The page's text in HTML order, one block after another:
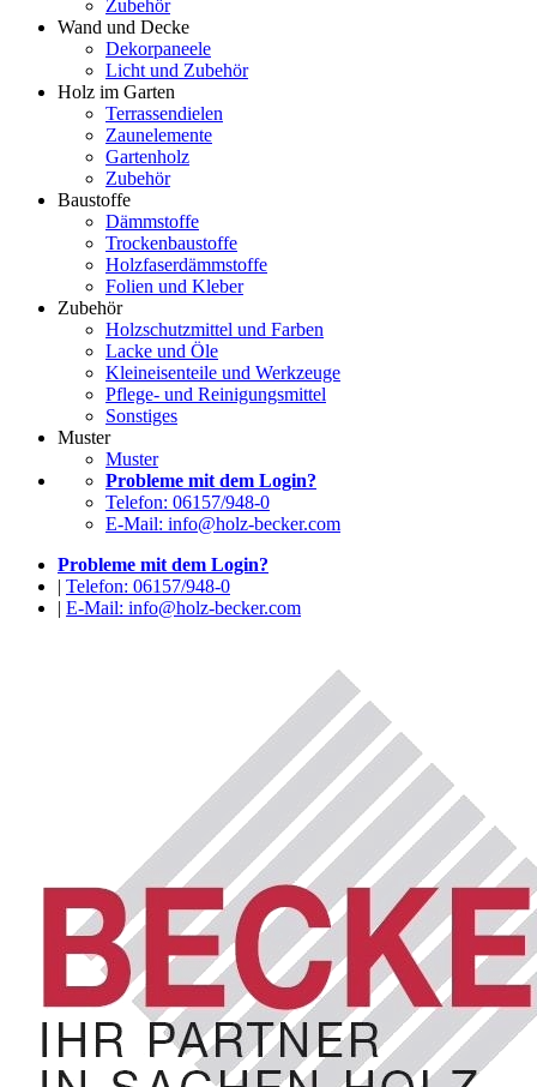
Zubehör
Wand und Decke
Dekorpaneele
Licht und Zubehör
Holz im Garten
Terrassendielen
Zaunelemente
Gartenholz
Zubehör
Baustoffe
Dämmstoffe
Trockenbaustoffe
Holzfaserdämmstoffe
Folien und Kleber
Zubehör
Holzschutzmittel und Farben
Lacke und Öle
Kleineisenteile und Werkzeuge
Pflege- und Reinigungsmittel
Sonstiges
Muster
Muster
Probleme mit dem Login?
Telefon: 06157/948-0
E-Mail: info@holz-becker.com
Probleme mit dem Login?
| Telefon: 06157/948-0
| E-Mail: info@holz-becker.com